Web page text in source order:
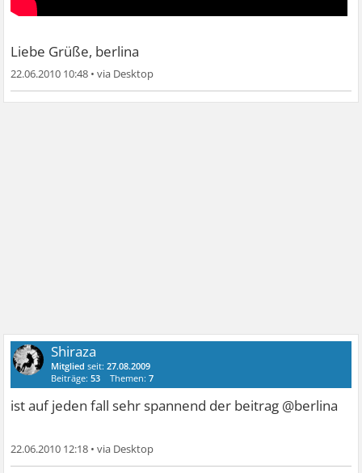
Liebe Grüße, berlina
22.06.2010 10:48 •
Shiraza
Mitglied seit:27.08.2009
Beiträge:53 Themen:7
ist auf jeden fall sehr spannend der beitrag @berlina
22.06.2010 12:18 •